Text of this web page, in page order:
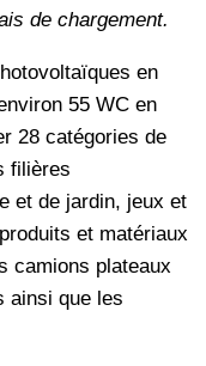
de chargement.
en
55 WC en
28 catégories de
filières
et de jardin, jeux et
et matériaux
camions plateaux
ainsi que les